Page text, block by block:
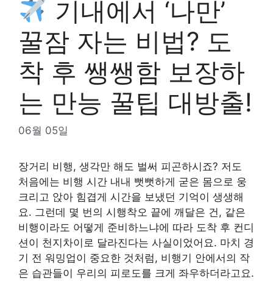
기내에서 ‘나만’
꿀잠 자는 비법? 도
착 후 쌩쌩함 보장하
는 만능 꿀팁 대방출!
06월 05일
장거리 비행, 생각만 해도 벌써 피곤하시죠? 저도
처음에는 비행 시간 내내 뻣뻣하게 굳은 몸으로 웅
크리고 앉아 힘겹게 시간을 보냈던 기억이 생생해
요. 그런데 몇 번의 시행착오 끝에 깨달은 건, 같은
비행이라도 어떻게 준비하느냐에 따라 도착 후 컨디
션이 천지차이로 달라진다는 사실이었어요. 마치 경
기 전 워밍업이 중요한 것처럼, 비행기 안에서의 작
은 습관들이 우리의 피로도를 크게 좌우하더라고요.